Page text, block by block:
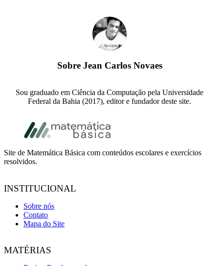
Sobre Jean Carlos Novaes
Sou graduado em Ciência da Computação pela Universidade
Federal da Bahia (2017), editor e fundador deste site.
Footer
Site de Matemática Básica com conteúdos escolares e exercícios
resolvidos.
INSTITUCIONAL
Sobre nós
Contato
Mapa do Site
MATÉRIAS